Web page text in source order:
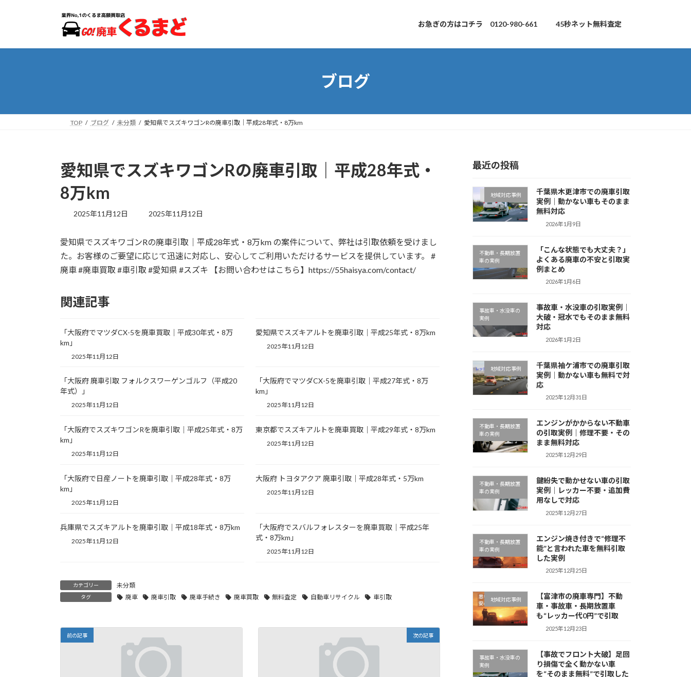
プ
動
お急ぎの方はコチラ 0120-980-661 45秒ネット無料査定
ブログ
TOP ブログ 未分類 愛知県でスズキワゴンRの廃車引取｜平成28年式・8万km
愛知県でスズキワゴンRの廃車引取｜平成28年式・
8万km
2025年11月12日
最
新
日
時
:
2025年11月12日
愛知県でスズキワゴンRの廃車引取｜平成28年式・8万km の案件について、弊社は引取依頼を受けまし
た。お客様のご要望に応じて迅速に対応し、安心してご利用いただけるサービスを提供しています。 #
廃車 #廃車買取 #車引取 #愛知県 #スズキ 【お問い合わせはこちら】https://55haisya.com/contact/
関連記事
「大阪府でマツダCX-5を廃車買取｜平成30年式・8万
km」
2025年11月12日
愛知県でスズキアルトを廃車引取｜平成25年式・8万km
2025年11月12日
「大阪府 廃車引取 フォルクスワーゲンゴルフ（平成20
年式）」
2025年11月12日
「大阪府でマツダCX-5を廃車引取｜平成27年式・8万
km」
2025年11月12日
「大阪府でスズキワゴンRを廃車引取｜平成25年式・8万
km」
2025年11月12日
東京都でスズキアルトを廃車買取｜平成29年式・8万km
2025年11月12日
「大阪府で日産ノートを廃車引取｜平成28年式・8万
km」
2025年11月12日
大阪府 トヨタアクア 廃車引取｜平成28年式・5万km
2025年11月12日
兵庫県でスズキアルトを廃車引取｜平成18年式・8万km
2025年11月12日
「大阪府でスバルフォレスターを廃車買取｜平成25年
式・8万km」
2025年11月12日
カテゴリー 未分類
タグ 廃車 廃車引取 廃車手続き 廃車買取 無料査定 自動車リサイクル 車引取
前の記事 次の記事
最近の投稿
地域対応事例
千葉県木更津市での廃車引取
実例｜動かない車もそのまま
無料対応
2026年1月9日
不動車・長期放置
車の実例
「こんな状態でも大丈夫？」
よくある廃車の不安と引取実
例まとめ
2026年1月6日
事故車・水没車の
実例
事故車・水没車の引取実例｜
大破・冠水でもそのまま無料
対応
2026年1月2日
地域対応事例
千葉県袖ケ浦市での廃車引取
実例｜動かない車も無料で対
応
2025年12月31日
不動車・長期放置
車の実例
エンジンがかからない不動車
の引取実例｜修理不要・その
まま無料対応
2025年12月29日
不動車・長期放置
車の実例
鍵紛失で動かせない車の引取
実例｜レッカー不要・追加費
用なしで対応
2025年12月27日
不動車・長期放置
車の実例
エンジン焼き付きで“修理不
能”と言われた車を無料引取
した実例
2025年12月25日
地域対応事例
【富津市の廃車専門】不動
車・事故車・長期放置車
も“レッカー代0円”で引取
2025年12月23日
事故車・水没車の
実例
【事故でフロント大破】足回
り損傷で全く動かない車
を“そのまま無料”で引取した